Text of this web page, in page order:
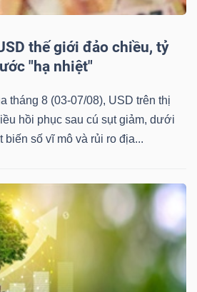
thế giới đảo chiều, tỷ
"hạ nhiệt"
tháng 8 (03-07/08), USD trên thị
hồi phục sau cú sụt giảm, dưới
biến số vĩ mô và rủi ro địa...